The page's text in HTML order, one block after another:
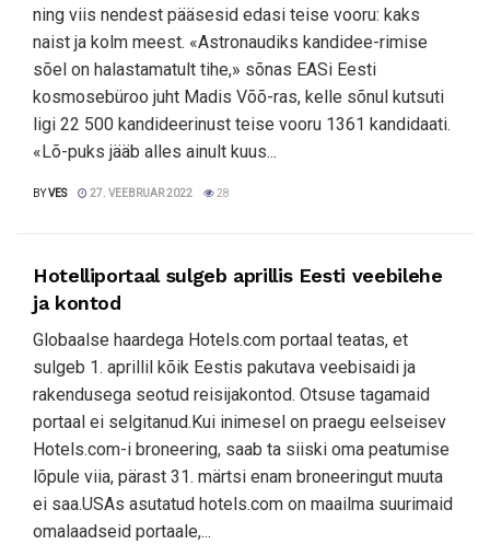
ning viis nendest pääsesid edasi teise vooru: kaks
naist ja kolm meest. «Astronaudiks kandidee-rimise
sõel on halastamatult tihe,» sõnas EASi Eesti
kosmosebüroo juht Madis Võõ-ras, kelle sõnul kutsuti
ligi 22 500 kandideerinust teise vooru 1361 kandidaati.
«Lõ-puks jääb alles ainult kuus...
BYVES 27. VEEBRUAR 2022 28
Hotelliportaal sulgeb aprillis Eesti veebilehe
ja kontod
Globaalse haardega Hotels.com portaal teatas, et
sulgeb 1. aprillil kõik Eestis pakutava veebisaidi ja
rakendusega seotud reisijakontod. Otsuse tagamaid
portaal ei selgitanud.Kui inimesel on praegu eelseisev
Hotels.com-i broneering, saab ta siiski oma peatumise
lõpule viia, pärast 31. märtsi enam broneeringut muuta
ei saa.USAs asutatud hotels.com on maailma suurimaid
omalaadseid portaale,...